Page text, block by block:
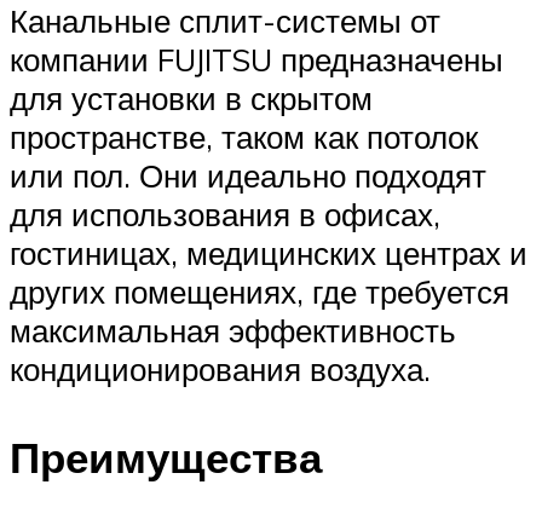
Канальные сплит-системы от
компании FUJITSU предназначены
для установки в скрытом
пространстве, таком как потолок
или пол. Они идеально подходят
для использования в офисах,
гостиницах, медицинских центрах и
других помещениях, где требуется
максимальная эффективность
кондиционирования воздуха.
Преимущества